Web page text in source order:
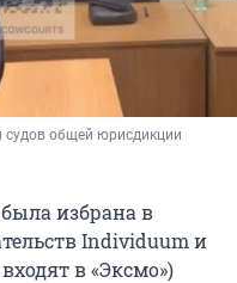
общей юрисдикции
избрана в
Individuum и
в «Эксмо»)